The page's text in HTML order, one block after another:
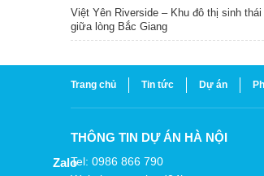
Việt Yên Riverside – Khu đô thị sinh thái
giữa lòng Bắc Giang
Trang chủ Tin tức Dự án
THÔNG TIN DỰ ÁN HÀ NỘI
Tel: 0986 866 790
Zalo